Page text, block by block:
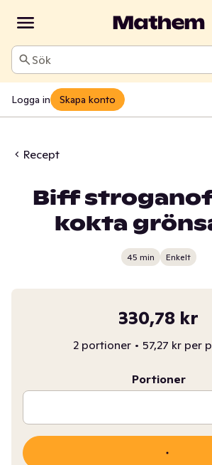
Sök
Logga in Skapa konto
Recept
Biff
kokta
45 min Enkelt
330,78 kr
2 portioner • 57,27 kr per
Portioner